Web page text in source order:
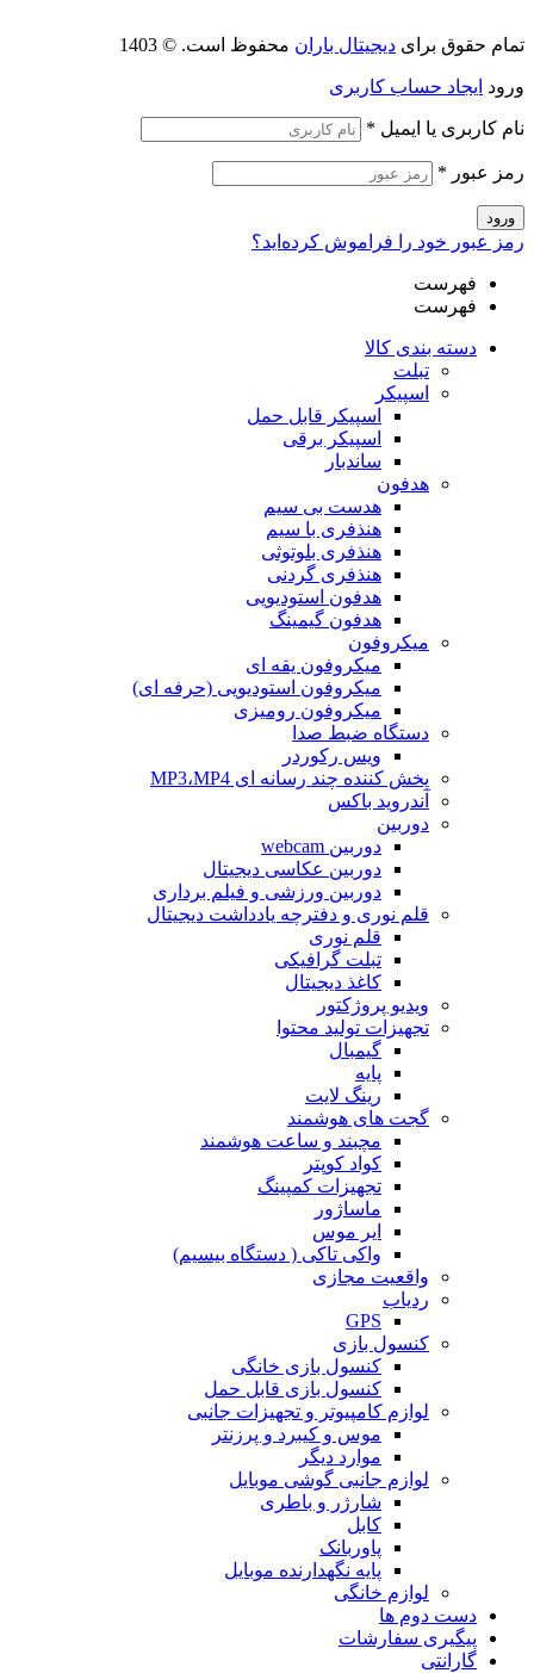
تمام حقوق برای دیجیتال باران محفوظ است. © 1403
ورود ایجاد حساب کاربری
نام کاربری یا ایمیل *
رمز عبور *
ورود
رمز عبور خود را فراموش کرده‌اید؟
فهرست
فهرست
دسته بندی کالا
تبلت
اسپیکر
اسپیکر قابل حمل
اسپیکر برقی
ساندبار
هدفون
هدست بی سیم
هنذفری با سیم
هنذفری بلوتوثی
هنذفری گردنی
هدفون استودیویی
هدفون گیمینگ
میکروفون
میکروفون یقه ای
میکروفون استودیویی (حرفه ای)
میکروفون رومیزی
دستگاه ضبط صدا
ویس رکوردر
پخش کننده چند رسانه ای MP3،MP4
آندروید باکس
دوربین
دوربین webcam
دوربین عکاسی دیجیتال
دوربین‌ ورزشی و فیلم برداری
قلم نوری و دفترچه یادداشت دیجیتال
قلم نوری
تبلت گرافیکی
کاغذ دیجیتال
ویدیو پروژکتور
تجهیزات تولید محتوا
گیمبال
پایه
رینگ لایت
گجت های هوشمند
مچبند و ساعت هوشمند
کواد کوپتر
تجهیزات کمپینگ
ماساژور
ایر موس
واکی تاکی ( دستگاه بیسیم)
واقعیت مجازی
ردیاب
GPS
کنسول بازی
کنسول بازی خانگی
کنسول بازی قابل حمل
لوازم کامپیوتر و تجهیزات جانبی
موس و کیبرد و پرزنتر
موارد دیگر
لوازم جانبی گوشی موبایل
شارژر و باطری
کابل
پاوربانک
پایه نگهدارنده موبایل
لوازم خانگی
دست دوم ها
پیگیری سفارشات
گارانتی